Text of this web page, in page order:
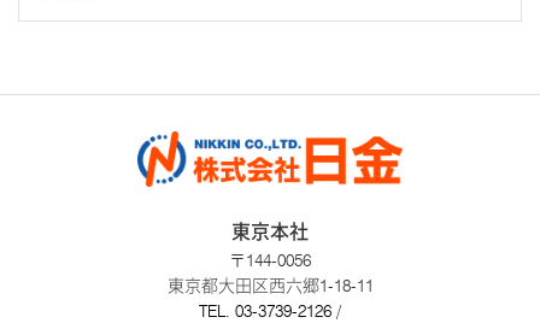
東京本社
〒144-0056
東京都大田区西六郷1-18-11
TEL. 03-3739-2126 /